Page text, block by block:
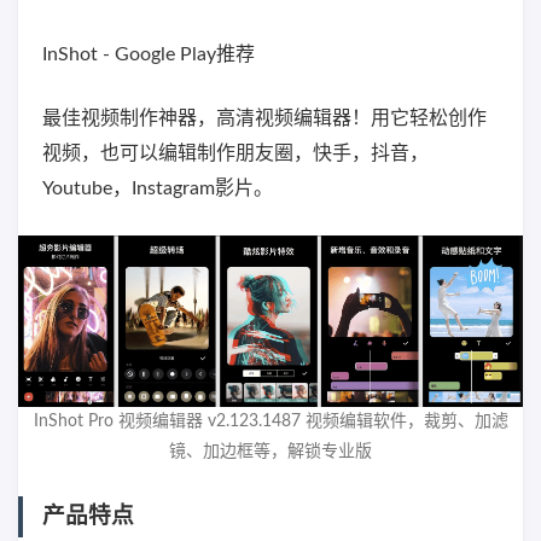
InShot - Google Play推荐
最佳视频制作神器，高清视频编辑器！用它轻松创作
视频，也可以编辑制作朋友圈，快手，抖音，
Youtube，Instagram影片。
InShot Pro 视频编辑器 v2.123.1487 视频编辑软件，裁剪、加滤
镜、加边框等，解锁专业版
产品特点